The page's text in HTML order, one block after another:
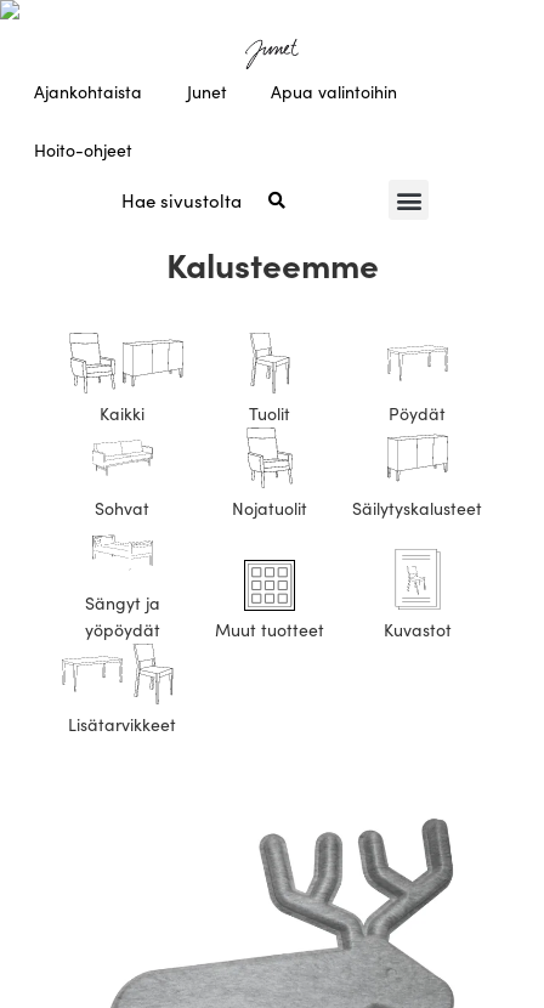
Ajankohtaista Junet Apua valintoihin
Hoito-ohjeet
Kalusteemme
Kaikki Tuolit Pöydät
Sohvat Nojatuolit Säilytyskalusteet
Sängyt ja
yöpöydät
Muut tuotteet Kuvastot
Lisätarvikkeet